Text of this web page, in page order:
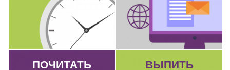
ПОЧИТАТЬ ВЫПИТЬ